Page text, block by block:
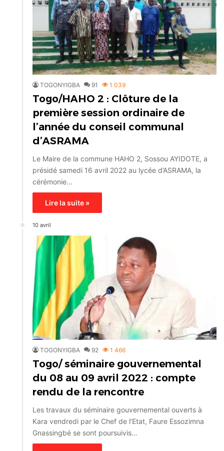
TOGONYIGBA 91 1 039
Togo/HAHO 2 : Clôture de la
première session ordinaire de
l’année du conseil communal
d’ASRAMA
Le Maire de la commune HAHO 2, Sossou AYIDOTE, a
présidé samedi 16 avril 2022 au lycée d’ASRAMA, la
cérémonie…
Lire la suite »
10 avril
TOGONYIGBA 92 1 466
Togo/ séminaire gouvernemental
du 08 au 09 avril 2022 : compte
rendu de la rencontre
Les travaux du séminaire gouvernemental ouverts à
Kara vendredi par le Chef de l’Etat, Faure Essozimna
Gnassingbé se sont poursuivis…